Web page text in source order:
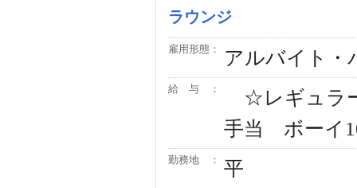
ラウンジ
雇用形態： アルバイト・
給 与 ：
☆レギュラ
手当 ボーイ
勤務地 ： 平